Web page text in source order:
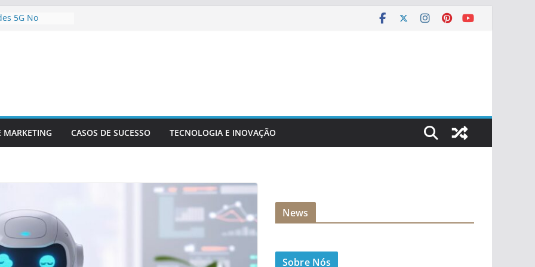
5G No
Futuras
De Dados
MARKETING CASOS DE SUCESSO TECNOLOGIA E INOVAÇÃO
News
Sobre Nós